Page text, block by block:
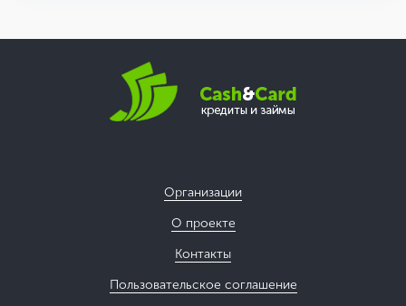
Организации
О проекте
Контакты
Пользовательское соглашение